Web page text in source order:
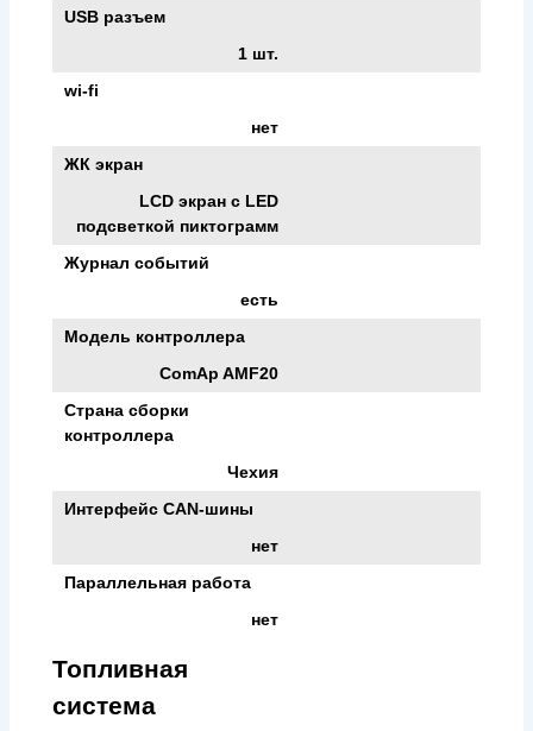
USB разъем
1 шт.
wi-fi
нет
ЖК экран
LCD экран с LED
подсветкой пиктограмм
Журнал событий
есть
Модель контроллера
ComAp AMF20
Страна сборки
контроллера
Чехия
Интерфейс CAN-шины
нет
Параллельная работа
нет
Топливная
система